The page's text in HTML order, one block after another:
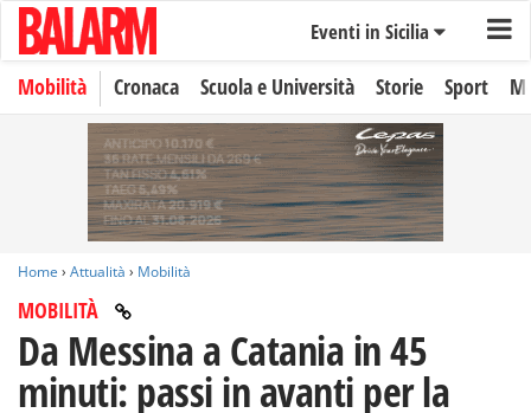
Eventi in Sicilia
Mobilità Cronaca Scuola e Università Storie Sport
Home › Attualità › Mobilità
MOBILITÀ
Da Messina a Catania in 45
minuti: passi in avanti per la